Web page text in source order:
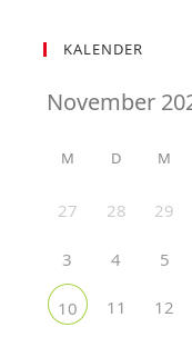
KALENDER
M D M
27 28 29
3 4 5
10 11 12